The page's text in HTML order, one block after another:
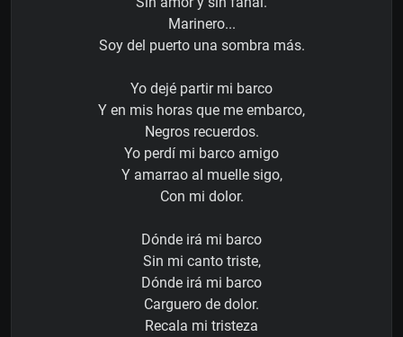
Marinero...
Soy del puerto una sombra más.
Yo dejé partir mi barco
Y en mis horas que me embarco,
Negros recuerdos.
Yo perdí mi barco amigo
Y amarrao al muelle sigo,
Con mi dolor.
Dónde irá mi barco
Sin mi canto triste,
Dónde irá mi barco
Carguero de dolor.
Recala mi tristeza